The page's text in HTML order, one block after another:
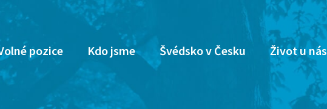
pozice Kdo jsme Švédsko v Česku Život u nás